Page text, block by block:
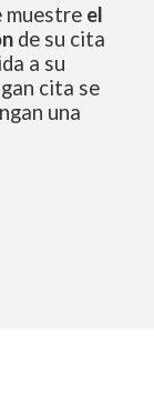
muestre el
de su cita
a su
cita se
una